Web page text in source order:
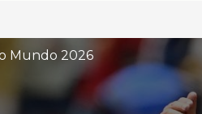
Mundo 2026